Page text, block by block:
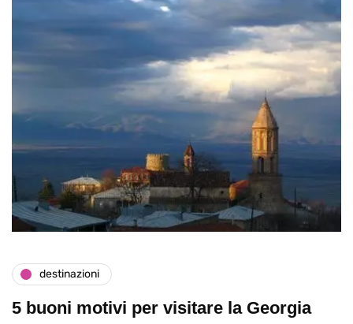
destinazioni
5 buoni motivi per visitare la Georgia